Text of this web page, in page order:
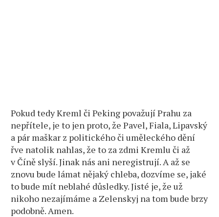
Pokud tedy Kreml či Peking považují Prahu za
nepřítele, je to jen proto, že Pavel, Fiala, Lipavský
a pár maškar z politického či uměleckého dění
řve natolik nahlas, že to za zdmi Kremlu či až
v Číně slyší. Jinak nás ani neregistrují. A až se
znovu bude lámat nějaký chleba, dozvíme se, jaké
to bude mít neblahé důsledky. Jisté je, že už
nikoho nezajímáme a Zelenskyj na tom bude brzy
podobně. Amen.